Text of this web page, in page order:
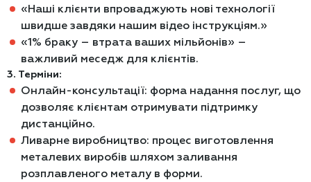
«Наші клієнти впроваджують нові технології
швидше завдяки нашим відео інструкціям.»
«1% браку – втрата ваших мільйонів» –
важливий меседж для клієнтів.
3. Терміни:
Онлайн-консультації: форма надання послуг, що
дозволяє клієнтам отримувати підтримку
дистанційно.
Ливарне виробництво: процес виготовлення
металевих виробів шляхом заливання
розплавленого металу в форми.